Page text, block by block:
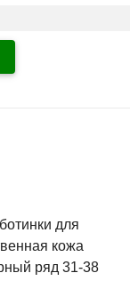
для
кожа
ряд 31-38